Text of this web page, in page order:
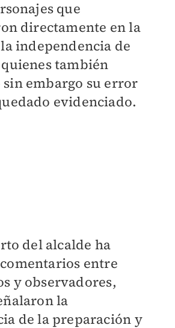
que
directamente en la
independencia de
también
embargo su error
evidenciado.
del alcalde ha
entre
y observadores,
la
de la preparación y